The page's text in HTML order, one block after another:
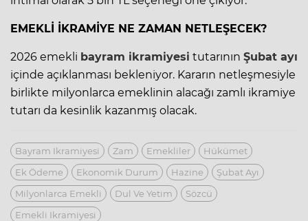
EMEKLİ İKRAMİYE NE ZAMAN NETLEŞECEK?
2026 emekli bayram ikramiyesi tutarının Şubat ayı
içinde açıklanması bekleniyor. Kararın netleşmesiyle
birlikte milyonlarca emeklinin alacağı zamlı ikramiye
tutarı da kesinlik kazanmış olacak.
Bayram Ikramiyesi Zam Emekliler
Hükümet
Ek Ödeme
Ekonomik Durum Hazine
Şubat Ayı
Milyonlarca Emekli
Dul Ve Yetim
Sözcü
Emekli Ikramiyesi